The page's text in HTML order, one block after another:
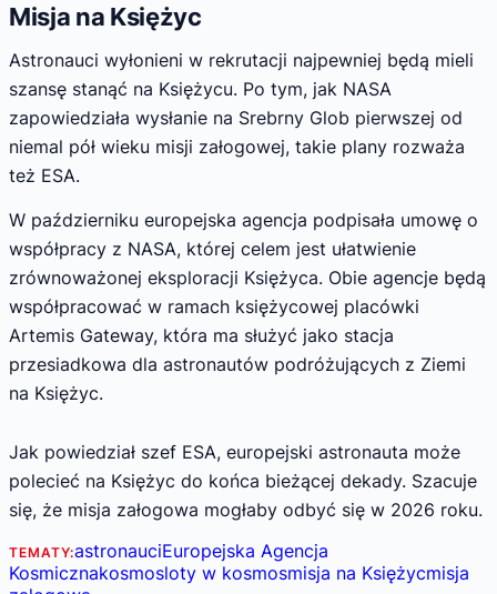
Misja na Księżyc
Astronauci wyłonieni w rekrutacji najpewniej będą mieli
szansę stanąć na Księżycu. Po tym, jak NASA
zapowiedziała wysłanie na Srebrny Glob pierwszej od
niemal pół wieku misji załogowej, takie plany rozważa
też ESA.
W październiku europejska agencja podpisała umowę o
współpracy z NASA, której celem jest ułatwienie
zrównoważonej eksploracji Księżyca. Obie agencje będą
współpracować w ramach księżycowej placówki
Artemis Gateway, która ma służyć jako stacja
przesiadkowa dla astronautów podróżujących z Ziemi
na Księżyc.
Jak powiedział szef ESA, europejski astronauta może
polecieć na Księżyc do końca bieżącej dekady. Szacuje
się, że misja załogowa mogłaby odbyć się w 2026 roku.
TEMATY:astronauciEuropejska Agencja
Kosmicznakosmosloty w kosmosmisja na Księżycmisja